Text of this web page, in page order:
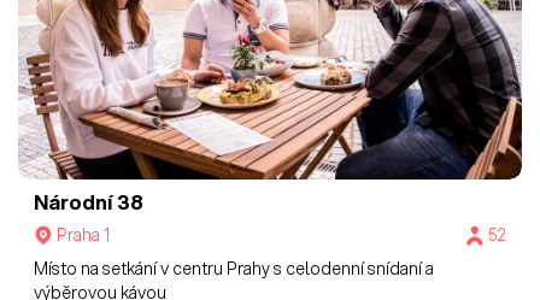
Národní 38
Praha 1
52
Místo na setkání v centru Prahy s celodenní snídaní a
výběrovou kávou